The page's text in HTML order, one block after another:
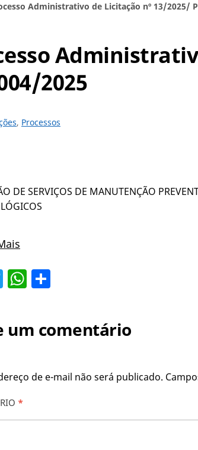
Administrativo de Licitação nº 13/2025/
2025
, Processos
DE SERVIÇOS DE MANUTENÇÃO
TwitterWhatsApp
um comentário
de e-mail não será publicado.
*